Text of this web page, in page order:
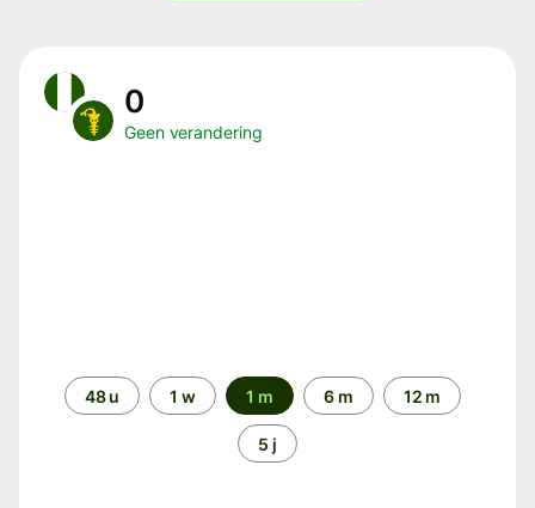
0
Geen verandering
Periode48 u 1 w 1 m 6 m 12 m
5 j